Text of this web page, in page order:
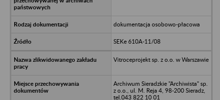
dokumentacja osobowo-płacowa
SEKe 610A-11/08
Vitroceprojekt sp. z o.o. w Warszawie
Archiwum Sieradzkie "Archiwista" sp.
z o.o., ul. M. Reja 4, 98-200 Sieradz,
tel.043 822 10 01